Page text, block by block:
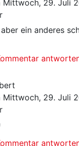
Mittwoch, 29. Juli
ein anderes
Mittwoch, 29. Juli